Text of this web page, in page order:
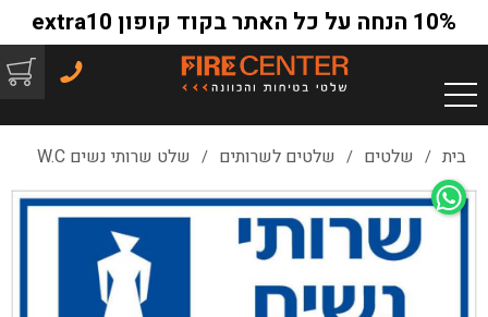
10% הנחה על כל האתר בקוד קופון extra10
בית / שלטים / שלטים לשרותים / שלט שרותי נשים W.C